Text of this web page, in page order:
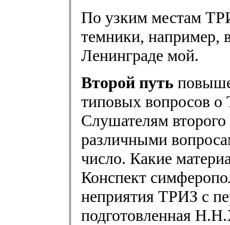
По узким местам
темники, например,
Ленинграде мой.
Второй путь
типовых вопросов
Слушателям второго
различными
число. Какие
Конспект
неприятия ТРИЗ с
подготовленная